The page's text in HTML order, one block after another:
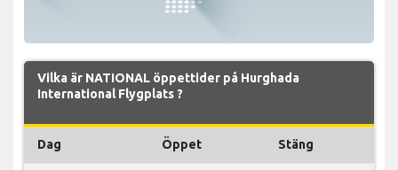
Vilka är NATIONAL öppettider på Hurghada
International Flygplats ?
Dag Öppet Stäng